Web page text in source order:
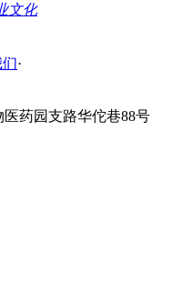
文化
·
药园支路华佗巷88号